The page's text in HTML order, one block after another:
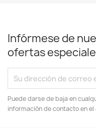
Infórmese de
ofertas
Puede darse de baja en
información de contacto en el